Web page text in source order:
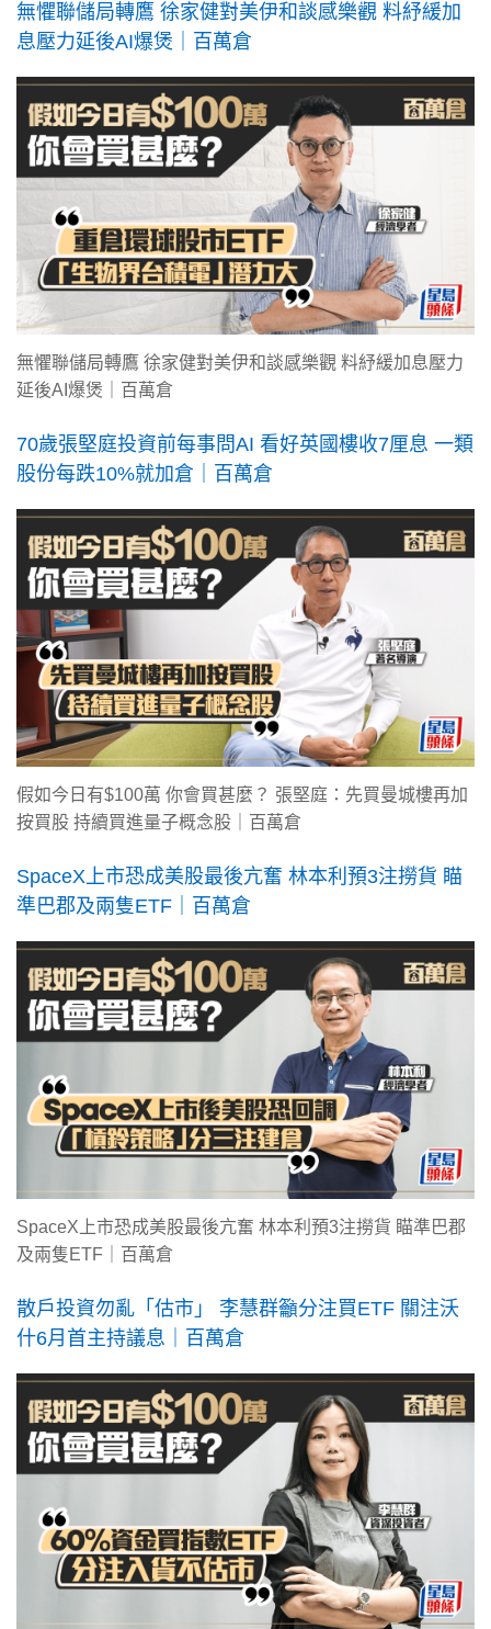
無懼聯儲局轉鷹 徐家健對美伊和談感樂觀 料紓緩加
息壓力延後AI爆煲｜百萬倉
無懼聯儲局轉鷹 徐家健對美伊和談感樂觀 料紓緩加息壓力
延後AI爆煲｜百萬倉
70歲​張堅庭投資前每事問AI 看好英國樓收7厘息 一類
股份每跌10%就加倉｜百萬倉
假如今日有$100萬 你會買甚麼？ 張堅庭：先買曼城樓再加
按買股 持續買進量子概念股｜百萬倉
SpaceX上市恐成美股最後亢奮 林本利預3注撈貨 瞄
準巴郡及兩隻ETF｜百萬倉
SpaceX上市恐成美股最後亢奮 林本利預3注撈貨 瞄準巴郡
及兩隻ETF｜百萬倉
散戶投資勿亂「估市」 李慧群籲分注買ETF 關注沃
什6月首主持議息｜百萬倉